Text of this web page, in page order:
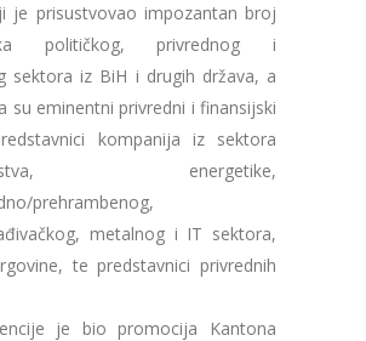
je prisustvovao impozantan broj
političkog, privrednog i
sektora iz BiH i drugih država, a
su eminentni privredni i finansijski
kompanija iz sektora
energetike,
prehrambenog,
metalnog i IT sektora,
te predstavnici privrednih
je bio promocija Kantona